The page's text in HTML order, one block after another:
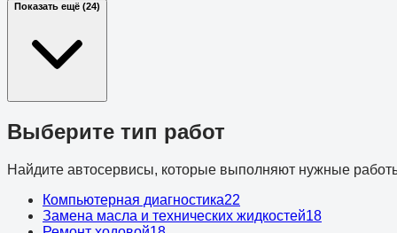
Показать ещё (24)
Выберите тип работ
Найдите автосервисы, которые выполняют нужные
Компьютерная диагностика22
Замена масла и технических жидкостей18